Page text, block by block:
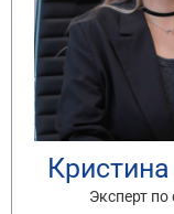
Эксперт